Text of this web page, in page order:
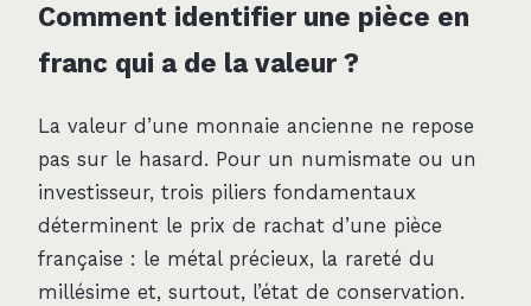
Comment identifier une pièce en
franc qui a de la valeur ?
La valeur d’une monnaie ancienne ne repose
pas sur le hasard. Pour un numismate ou un
investisseur, trois piliers fondamentaux
déterminent le prix de rachat d’une pièce
française : le métal précieux, la rareté du
millésime et, surtout, l’état de conservation.